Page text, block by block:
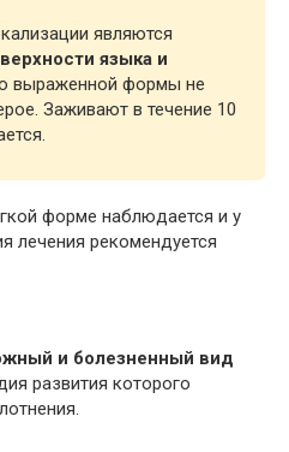
являются
языка и
выраженной формы не
Заживают в течение 10
форме наблюдается и у
лечения рекомендуется
и болезненный вид
развития которого